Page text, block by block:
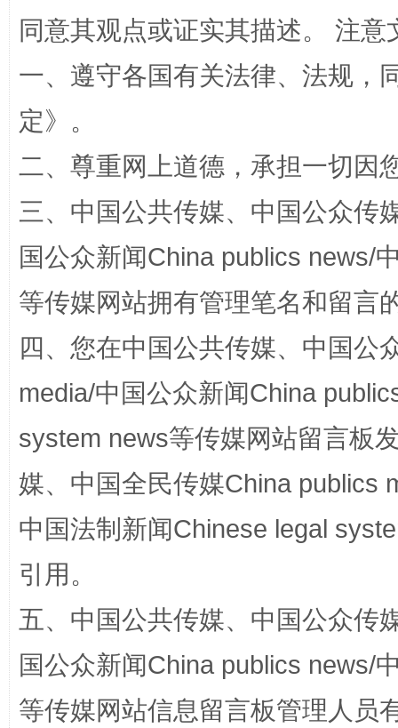
解纷+调解+退费，一次搞定
站台名比不上好声名
漫山遍野的桃花与雪山、麦地、白藏房 除
同意其观点或证实其描述。 注
一、遵守各国有关法律、法规，
定》。
二、尊重网上道德，承担一切因
三、中国公共传媒、中国公众传
国公众新闻China publics news/
等传媒网站拥有管理笔名和留言
四、您在中国公共传媒、中国公
media/中国公众新闻China
system news等传媒网站留言板
媒、中国全民传媒China publics
中国法制新闻Chinese legal
引用。
五、中国公共传媒、中国公众传
国公众新闻China publics news/
等传媒网站信息留言板管理人员